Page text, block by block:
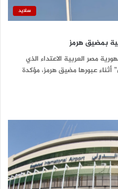
سلايد
بمضيق هرمز
مصر العربية الاعتداء الذي
أثناء عبورها مضيق هرمز، مؤكدة